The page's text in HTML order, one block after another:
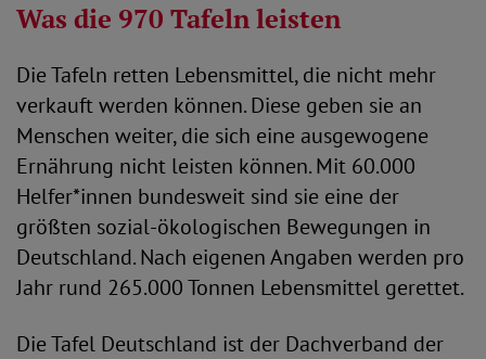
Was die 970 Tafeln leisten
Die Tafeln retten Lebensmittel, die nicht mehr
verkauft werden können. Diese geben sie an
Menschen weiter, die sich eine ausgewogene
Ernährung nicht leisten können. Mit 60.000
Helfer*innen bundesweit sind sie eine der
größten sozial-ökologischen Bewegungen in
Deutschland. Nach eigenen Angaben werden pro
Jahr rund 265.000 Tonnen Lebensmittel gerettet.
Die Tafel Deutschland ist der Dachverband der